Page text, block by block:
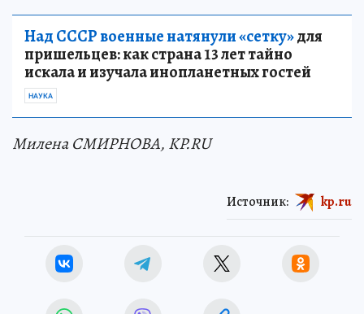
Над СССР военные натянули «сетку»для
пришельцев: как страна 13 лет тайно
искала и изучала инопланетных гостей
НАУКА
Милена СМИРНОВА, KP.RU
Источник: kp.ru